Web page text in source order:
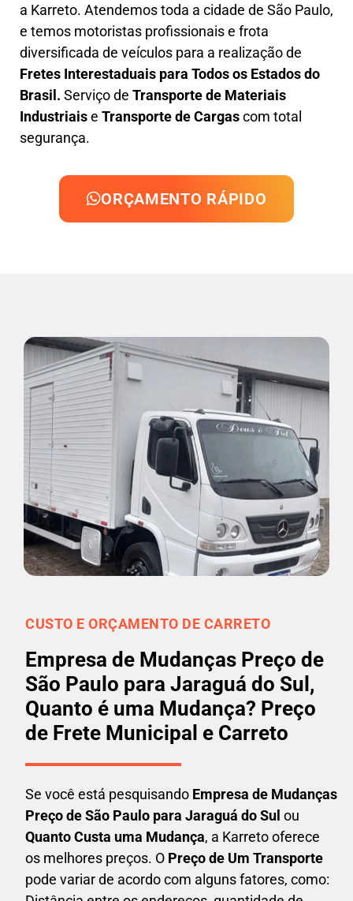
a Karreto. Atendemos toda a cidade de São Paulo,
e temos motoristas profissionais e frota
diversificada de veículos para a realização de
Fretes Interestaduais para Todos os Estados do
Brasil. Serviço de Transporte de Materiais
Industriaise Transporte de Cargascom total
segurança.
ORÇAMENTO RÁPIDO
CUSTO E ORÇAMENTO DE CARRETO
Empresa de Mudanças Preço de
São Paulo para Jaraguá do Sul,
Quanto é uma Mudança? Preço
de Frete Municipal e Carreto
Se você está pesquisando Empresa de Mudanças
Preço de São Paulo para Jaraguá do Sul ou
Quanto Custa uma Mudança, a Karreto oferece
os melhores preços. O Preço de Um Transporte
pode variar de acordo com alguns fatores, como: